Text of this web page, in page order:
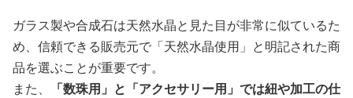
ガラス製や合成石は天然水晶と見た目が非常に似ているた
め、信頼できる販売元で「天然水晶使用」と明記された商
品を選ぶことが重要です。
また、
「数珠用」と「アクセサリー用」では紐や加工の仕